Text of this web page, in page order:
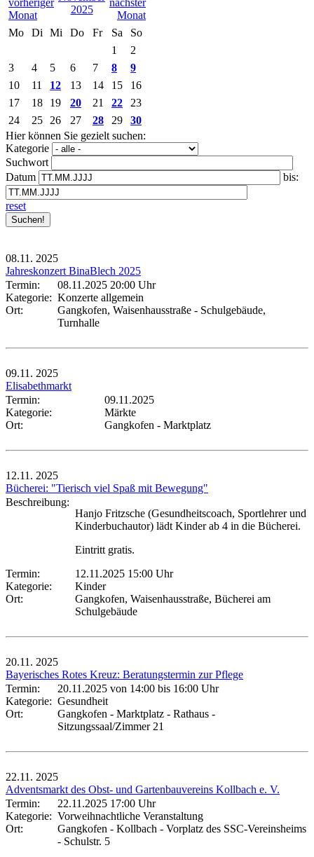
2025
Mo
Di Mi Do Fr Sa
So
1
2
3
4 5 6 7 8
9
10
11 12 13 14 15
16
17
18 19 20 21 22
23
24
25 26 27 28 29
30
Hier können Sie gezielt suchen:
Kategorie
Suchwort
Datum
bis:
reset
08.11. 2025
Jahreskonzert BinaBlech 2025
Termin:
08.11.2025 20:00 Uhr
Kategorie: Konzerte allgemein
Ort:
Gangkofen, Waisenhausstraße - Schulgebäude,
Turnhalle
09.11. 2025
Elisabethmarkt
Termin:
09.11.2025
Kategorie:
Märkte
Ort:
Gangkofen - Marktplatz
12.11. 2025
Bücherei: "Tierisch viel Spaß mit Bewegung"
Beschreibung:
Hanjo Fritzsche (Gesundheitscoach, Sportlehrer und
Kinderbuchautor) lädt Kinder ab 4 in die Bücherei.
Eintritt gratis.
Termin:
12.11.2025 15:00 Uhr
Kategorie:
Kinder
Ort:
Gangkofen, Waisenhausstraße, Bücherei am
Schulgebäude
20.11. 2025
Bayerisches Rotes Kreuz: Beratungstermin zur Pflege
Termin:
20.11.2025 von 14:00 bis 16:00 Uhr
Kategorie: Gesundheit
Ort:
Gangkofen - Marktplatz - Rathaus -
Sitzungssaal/Zimmer 21
22.11. 2025
Adventsmarkt des Obst- und Gartenbauvereins Kollbach e. V.
Termin:
22.11.2025 17:00 Uhr
Kategorie: Vorweihnachtliche Veranstaltung
Ort:
Gangkofen - Kollbach - Vorplatz des SSC-Vereinsheims
- Schulstr. 5